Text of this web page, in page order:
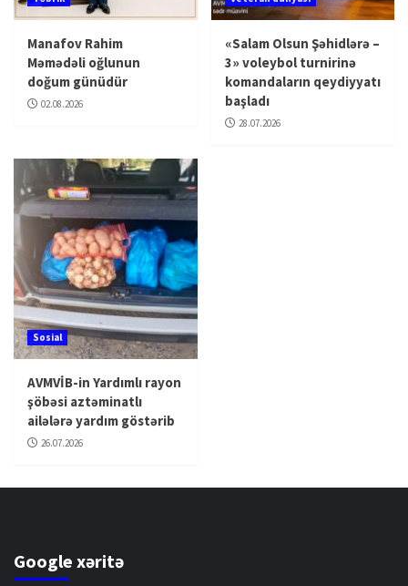
Manafov Rahim
Məmədəli oğlunun
doğum günüdür
02.08.2026
«Salam Olsun Şəhidlərə –
3» voleybol turnirinə
komandaların qeydiyyatı
başladı
28.07.2026
Sosial
AVMVİB-in Yardımlı rayon
şöbəsi aztəminatlı
ailələrə yardım göstərib
26.07.2026
Google xəritə